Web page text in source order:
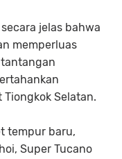
jelas bahwa
memperluas
Selatan.
tempur baru,
Super Tucano